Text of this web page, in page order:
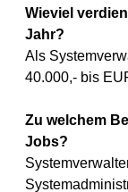
Wieviel
Jahr?
Als
40.000,- bis
Zu welchem
Jobs?